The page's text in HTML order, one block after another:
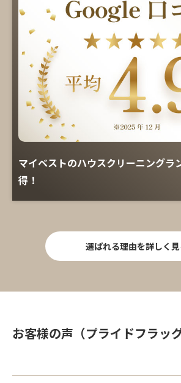
マイベストのハウスクリーニングラ
得！
選ばれる理由を詳しく
お客様の声（プライドフラッグ